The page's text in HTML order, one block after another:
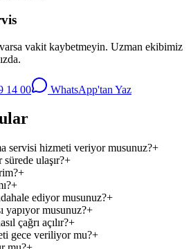
varsa vakit kaybetmeyin. Uzman ekibimiz
14 00 WhatsApp'tan Yaz
servisi hizmeti veriyor musunuz?+
sürede ulaşır?+
+
+
ediyor musunuz?+
yapıyor musunuz?+
çağrı açılır?+
gece veriliyor mu?+